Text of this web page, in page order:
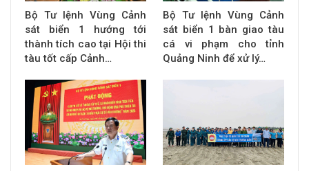
Bộ Tư lệnh Vùng Cảnh
sát biển 1 hướng tới
thành tích cao tại Hội thi
tàu tốt cấp Cảnh…
Bộ Tư lệnh Vùng Cảnh
sát biển 1 bàn giao tàu
cá vi phạm cho tỉnh
Quảng Ninh để xử lý…